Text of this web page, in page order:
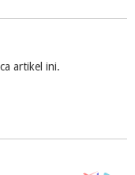
artikel ini.